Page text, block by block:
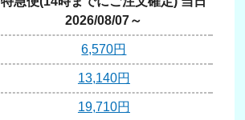
2026/08/07～
6,570円
13,140円
19,710円